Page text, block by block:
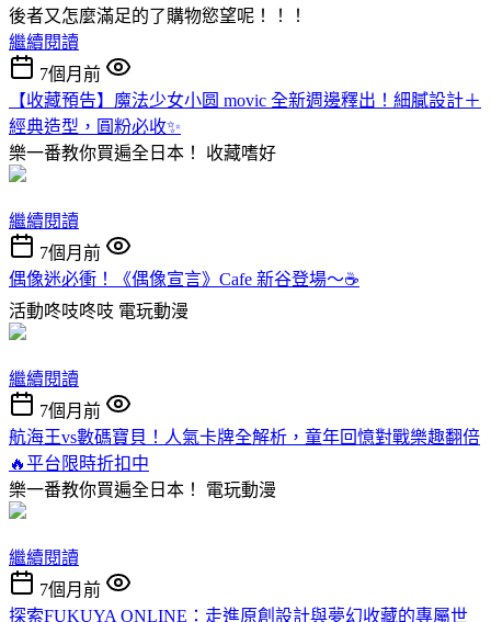
後者又怎麼滿足的了購物慾望呢！！！
繼續閱讀
7個月前
【收藏預告】魔法少女小圆 movic 全新週邊釋出！細膩設計＋
經典造型，圓粉必收✨
樂一番教你買遍全日本！ 收藏嗜好
繼續閱讀
7個月前
偶像迷必衝！《偶像宣言》Cafe 新谷登場～☕️
活動咚吱咚吱 電玩動漫
繼續閱讀
7個月前
航海王vs數碼寶貝！人氣卡牌全解析，童年回憶對戰樂趣翻倍
🔥平台限時折扣中
樂一番教你買遍全日本！ 電玩動漫
繼續閱讀
7個月前
探索FUKUYA ONLINE：走進原創設計與夢幻收藏的專屬世